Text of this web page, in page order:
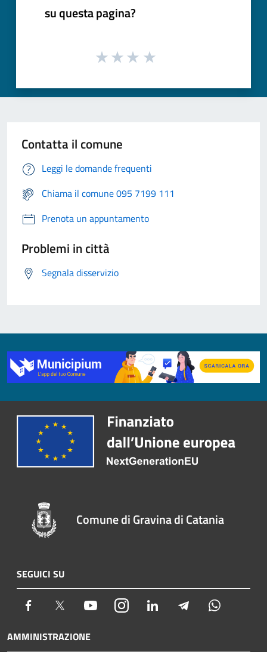
su questa pagina?
Contatta il comune
Leggi le domande frequenti
Chiama il comune 095 7199 111
Prenota un appuntamento
Problemi in città
Segnala disservizio
Comune di Gravina di Catania
SEGUICI SU
Facebook Twitter YoutubeInstagram LinkedIn Telegram
AMMINISTRAZIONE